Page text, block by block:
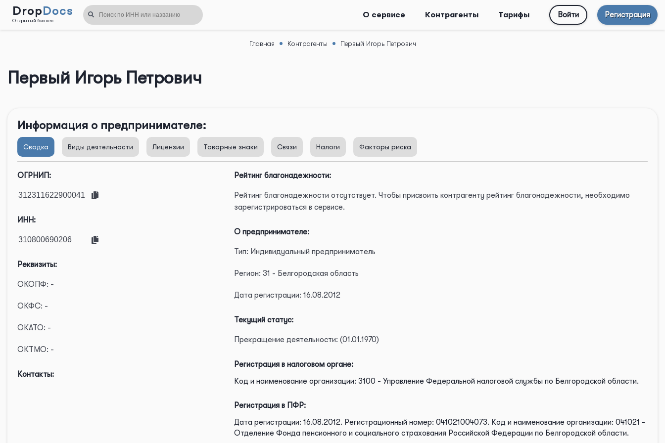
DropDocs
Открытый бизнес
О сервисе Контрагенты Тарифы Войти Регистрация
Главная Контрагенты Первый Игорь Петрович
Первый Игорь Петрович
Информация о предпринимателе:
Сводка Виды деятельности Лицензии Товарные знаки Связи Налоги Факторы риска
ОГРНИП:
ИНН:
Реквизиты:
ОКОПФ: -
ОКФС: -
ОКАТО: -
ОКТМО: -
Контакты:
Рейтинг благонадежности:
Рейтинг благонадежности отсутствует. Чтобы присвоить контрагенту рейтинг благонадежности, необходимо
зарегистрироваться в сервисе.
О предпринимателе:
Тип: Индивидуальный предприниматель
Регион: 31 - Белгородская область
Дата регистрации: 16.08.2012
Текущий статус:
Прекращение деятельности: (01.01.1970)
Регистрация в налоговом органе:
Код и наименование организации: 3100 - Управление Федеральной налоговой службы по Белгородской области.
Регистрация в ПФР:
Дата регистрации: 16.08.2012. Регистрационный номер: 041021004073. Код и наименование организации: 041021 -
Отделение Фонда пенсионного и социального страхования Российской Федерации по Белгородской области.